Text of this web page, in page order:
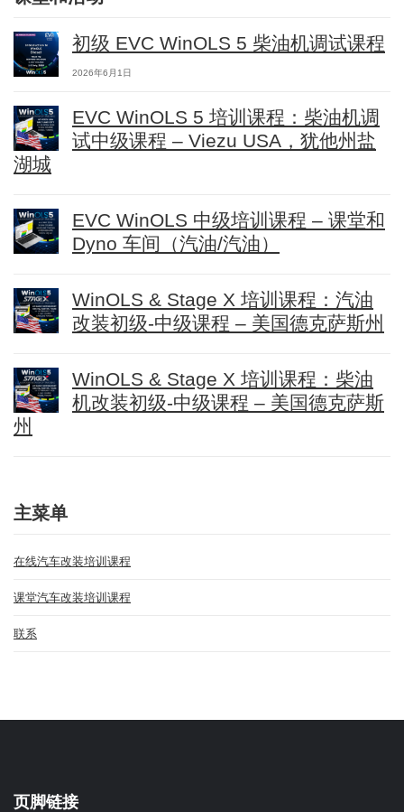
初级 EVC WinOLS 5 柴油机调试课程
2026年6月1日
EVC WinOLS 5 培训课程：柴油机调
试中级课程 – Viezu USA，犹他州盐
湖城
EVC WinOLS 中级培训课程 – 课堂和
Dyno 车间（汽油/汽油）
WinOLS & Stage X 培训课程：汽油
改装初级-中级课程 – 美国德克萨斯州
WinOLS & Stage X 培训课程：柴油
机改装初级-中级课程 – 美国德克萨斯
州
主菜单
在线汽车改装培训课程
课堂汽车改装培训课程
联系
页脚链接